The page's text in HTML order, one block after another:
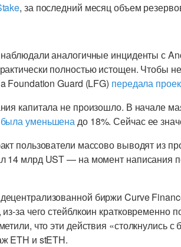
, за последний месяц объем
аналогичные инциденты с
полностью истощен. Чтобы
Foundation Guard (LFG) передала
капитала не произошло. В начале
была уменьшенадо 18%. Сейчас ее
пользователи массово выводят из
14 млрд UST — на момент написания
биржи Curve
за чего стейблкоин кратковременно
что эти действия «столкнулись
ETH и stETH.